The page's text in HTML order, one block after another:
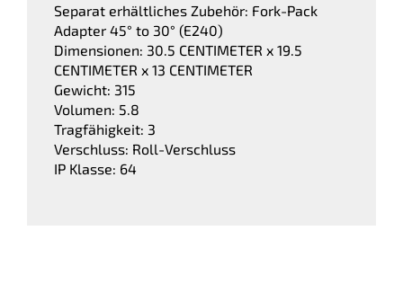
Separat erhältliches Zubehör: Fork-Pack
Adapter 45° to 30° (E240)
Dimensionen: 30.5 CENTIMETER x 19.5
CENTIMETER x 13 CENTIMETER
Gewicht: 315
Volumen: 5.8
Tragfähigkeit: 3
Verschluss: Roll-Verschluss
IP Klasse: 64